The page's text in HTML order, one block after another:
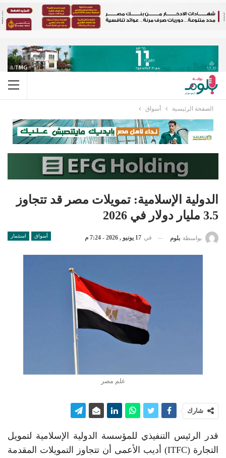
الصفحة الرئيسية أسواق
الدولية الإسلامية: تمويلات مصر قد تتجاوز
3.5 مليار دولار في 2026
أسواق استثمار بواسطة بلوم في 17 يونيو , 2026 - 7:24 م
علم مصر
شارك
قدر الرئيس التنفيذي للمؤسسة الدولية الإسلامية لتمويل
التجارة (ITFC) أديب الأعمى أن تتجاوز التمويلات المقدمة